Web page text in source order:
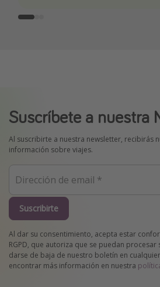
Suscríbete a nuestra
Al suscribirte a nuestra newsletter, recibirás
información sobre viajes.
Suscribirte
Al dar su consentimiento, acepta estar
RGPD, que autoriza que se puedan procesar
darse de baja de nuestro boletín en
encontrar más información en nuestra